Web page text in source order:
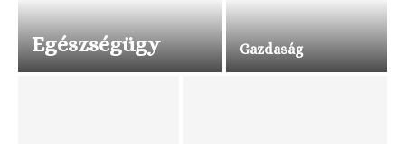
Egészségügy Gazdaság